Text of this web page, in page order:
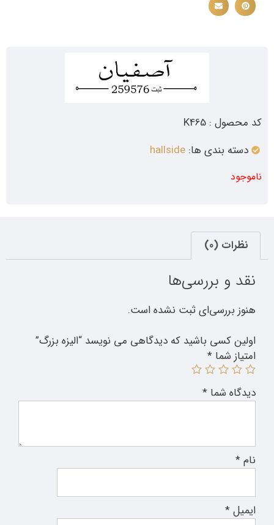
کد محصول : K465
دسته بندی ها:hallside
ناموجود
نظرات (0)
نقد و بررسی‌ها
هنوز بررسی‌ای ثبت نشده است.
اولین کسی باشید که دیدگاهی می نویسد “الیزه بزرگ”
امتیاز شما *
دیدگاه شما *
نام*
ایمیل*